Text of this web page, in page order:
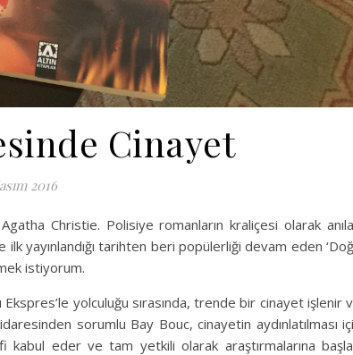
Cinayet
2016
Christie. Polisiye romanların kraliçesi olarak
ilk yayınlandığı tarihten beri popülerliği devam eden
istiyorum.
yolculuğu sırasında, trende bir cinayet işlenir
sorumlu Bay Bouc, cinayetin aydınlatılması
eder ve tam yetkili olarak araştırmalarına